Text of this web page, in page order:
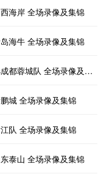
海岸 全场录像及集锦
海牛 全场录像及集锦
蓉城队 全场录像及集锦
城 全场录像及集锦
队 全场录像及集锦
泰山 全场录像及集锦